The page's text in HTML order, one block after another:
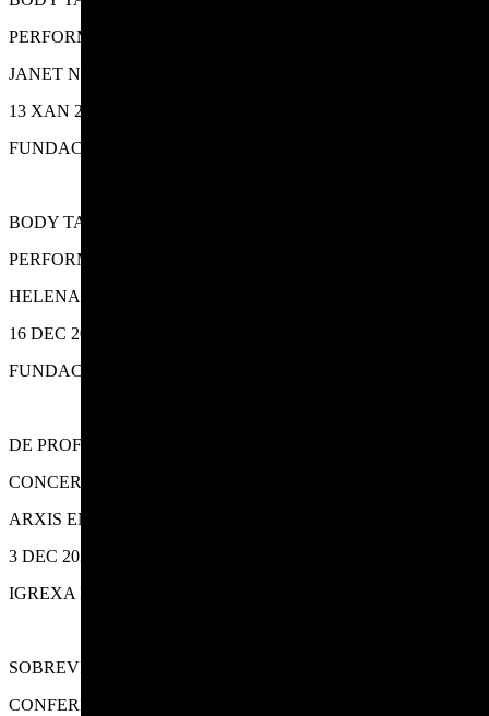
PERFORMANCE
JANET NOVÁS
13 XAN 2024
FUNDACCIÓN LUIS SEOANE
BODY TALK
PERFORMANCE
HELENA SALGUEIRO
16 DEC 2023
FUNDACIÓN LUIS SEOANE
DE PROFUNDIS
CONCERTO
ARXIS ENSEMBLE
3 DEC 2023
IGREXA DAS CAPUCHINAS
SOBREVIVIR AO MITO
CONFERENCIA/CONCERTO